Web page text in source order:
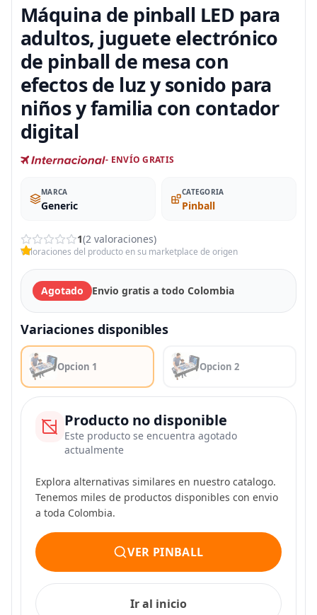
Máquina de pinball LED para
adultos, juguete electrónico
de pinball de mesa con
efectos de luz y sonido para
niños y familia con contador
digital
- ENVÍO GRATIS
MARCA
Generic
CATEGORIA
Pinball
1(2 valoraciones)
Valoraciones del producto en su marketplace de origen
Agotado Envio gratis a todo Colombia
Variaciones disponibles
Opcion 1 Opcion 2
Producto no disponible
Este producto se encuentra agotado
actualmente
Explora alternativas similares en nuestro catalogo.
Tenemos miles de productos disponibles con envio
a toda Colombia.
VER PINBALL
Ir al inicio